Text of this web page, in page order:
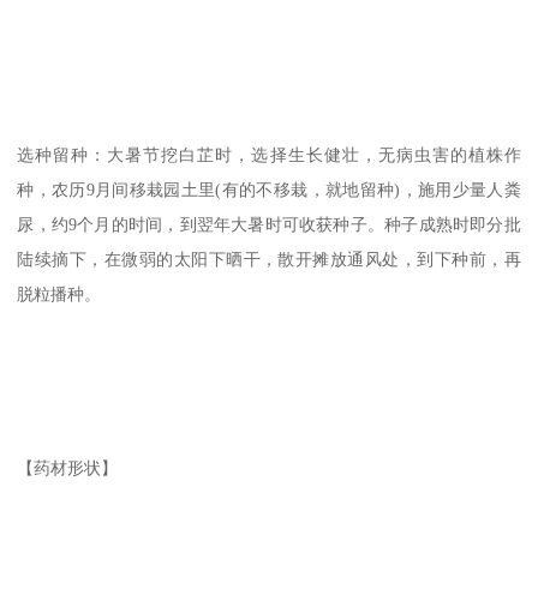
选种留种：大暑节挖白芷时，选择生长健壮，无病虫害的植株作
种，农历9月间移栽园土里(有的不移栽，就地留种)，施用少量人粪
尿，约9个月的时间，到翌年大暑时可收获种子。种子成熟时即分批
陆续摘下，在微弱的太阳下晒干，散开摊放通风处，到下种前，再
脱粒播种。
【药材形状】